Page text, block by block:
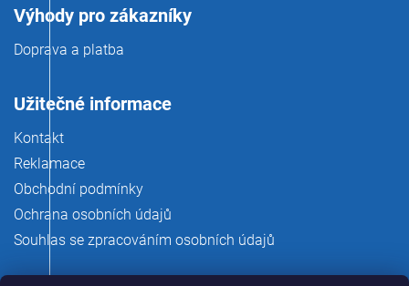
Výhody pro zákazníky
Doprava a platba
Užitečné informace
Kontakt
Reklamace
Obchodní podmínky
Ochrana osobních údajů
Souhlas se zpracováním osobních údajů